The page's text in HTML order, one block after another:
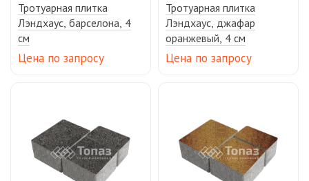
Тротуарная плитка
Лэндхаус, барселона, 4
см
Цена по запросу
Тротуарная плитка
Лэндхаус, джафар
оранжевый, 4 см
Цена по запросу